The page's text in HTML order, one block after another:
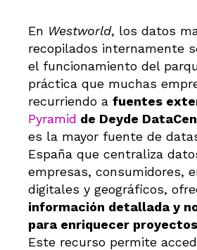
En Westworld, los datos
recopilados internamente
el funcionamiento del
práctica que muchas
recurriendo a fuentes
Pyramid de Deyde
es la mayor fuente de
España que centraliza
empresas, consumidores,
digitales y geográficos,
información detallada y
para enriquecer
Este recurso permite